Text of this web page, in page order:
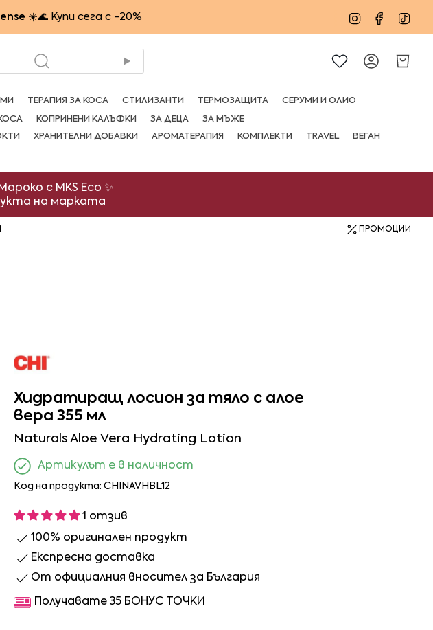
с MKS Eco ✨
на марката
☀️🌊 Купи сега с -20% Instagram
Сметка
ТЕРАПИЯ ЗА КОСА СТИЛИЗАНТИ ТЕРМОЗАЩИТА СЕРУМИ И ОЛИО
КОПРИНЕНИ КАЛЪФКИ ЗА ДЕЦА
ЗА МЪЖЕ
ХРАНИТЕЛНИ ДОБАВКИ АРОМАТЕРАПИЯ КОМПЛЕКТИ TRAVEL
ВЕГАН
ПРОМОЦИИ
Хидратиращ лосион за тяло с алое
вера 355 мл
Naturals Aloe Vera Hydrating Lotion
Артикулът е в наличност
Код на продукта: CHINAVHBL12
1 отзив
100% оригинален продукт
Експресна доставка
От официалния вносител за България
Получавате 35 БОНУС ТОЧКИ